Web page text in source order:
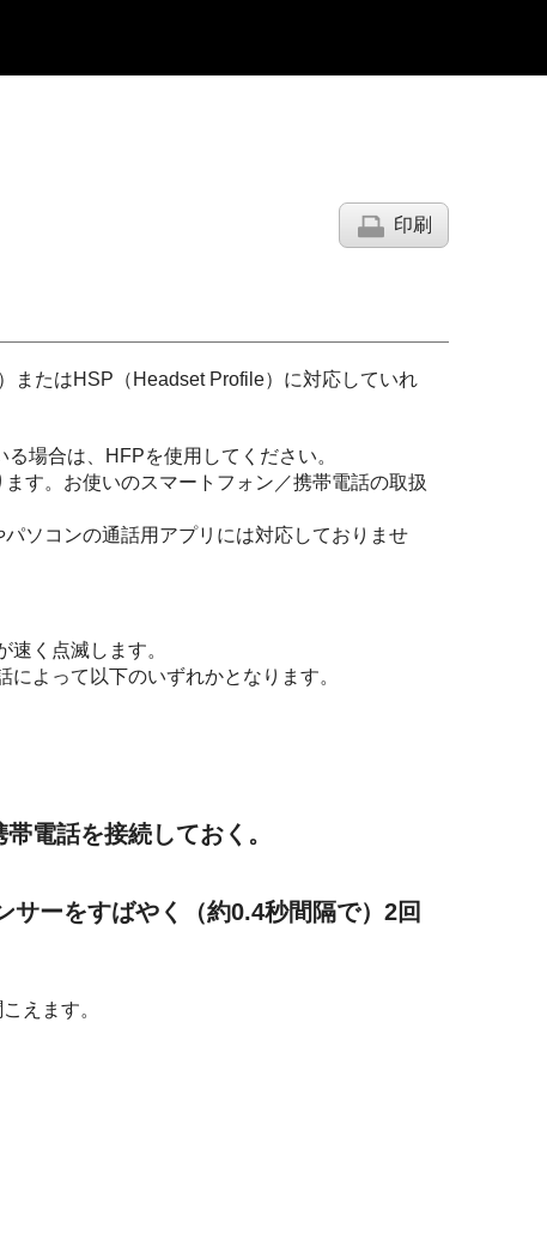
印刷
）またはHSP （ Headset Profile）に対応していれ
場合は、 HFPを使用してください。
す。お使いのスマートフォン／携帯電話の取扱
ソコンの通話用アプリには対応しておりませ
く点滅します。
よって以下のいずれかとなります。
電話を接続しておく。
ーをすばやく（約0.4秒間隔で）2回
えます。